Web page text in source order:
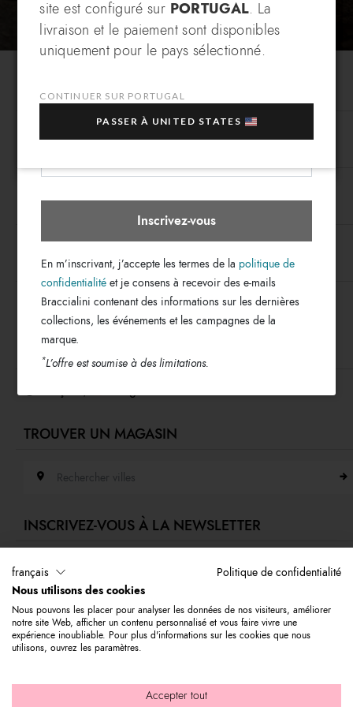
SITE INTERNET
Nos boutiques à Dubaï.
Gift Card Braccialini
Retours et remboursements
Conditions générales
Privacy policy
Cookies
Accessibilité
Collaborez avec nous
Retail concept
Job Day
Virtual showroom
SUIVEZ-NOUS SUR LES RÉSEAUX SOCIAUX
LANGUE & EXPÉDITION
TROUVER UN MAGASIN
Rechercher villes
INSCRIVEZ-VOUS À LA NEWSLETTER
Abonnez-vous à notre newsletter pour rester toujours informé des dernières
nouveautés du monde Braccialini. Remise immédiate pour vous de 10 % à utiliser
sur votre premier achat.
© 2026 Graziella Braccialini S.p.A. - Siège social : Via di Casellina
Dans quel pays voulez-vous expédier?
Sélectionner la boutique Portugal
AVANTAGE EXCLUSIF
Inscrivez-vous à notre newsletter et bénéficiez
immédiatement d’une RÉDUCTION
plusieurs articles en promotion sélectionnés !
Votre adresse e-mail
Inscrivez-vous
En m’inscrivant, j’accepte les termes de la politique de
confidentialité et je consens à recevoir des e-mails
Braccialini contenant des informations sur les dernières
collections, les événements et les campagnes de la
marque.
*L’offre est soumise à des limitations.
site est configuré sur PORTUGAL. La
livraison et le paiement sont disponibles
uniquement pour le pays sélectionné.
CONTINUER SUR PORTUGAL
PASSER À UNITED STATES
français Politique de confidentialité
Nous utilisons des cookies
Nous pouvons les placer pour analyser les données de nos visiteurs, améliorer
notre site Web, afficher un contenu personnalisé et vous faire vivre une
expérience inoubliable. Pour plus d'informations sur les cookies que nous
utilisons, ouvrez les paramètres.
Accepter tout